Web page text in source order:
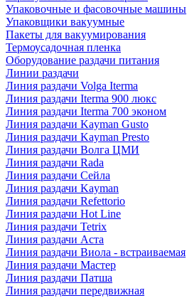
Упаковочные и фасовочные машины
Упаковщики вакуумные
Пакеты для вакуумирования
Термоусадочная пленка
Оборудование раздачи питания
Линии раздачи
Линия раздачи Volga Iterma
Линия раздачи Iterma 900 люкс
Линия раздачи Iterma 700 эконом
Линия раздачи Kayman Gusto
Линия раздачи Kayman Presto
Линия раздачи Волга ЦМИ
Линия раздачи Rada
Линия раздачи Сейла
Линия раздачи Kayman
Линия раздачи Refettorio
Линия раздачи Hot Line
Линия раздачи Tetrix
Линия раздачи Аста
Линия раздачи Виола - встраиваемая
Линия раздачи Мастер
Линия раздачи Патша
Линия раздачи передвижная